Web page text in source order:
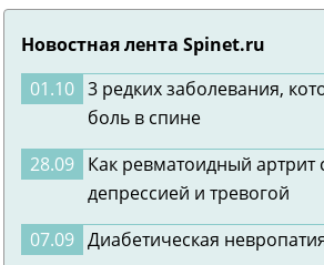
Новостная лента Spinet.ru
01.10 3 редких заболевания,
боль в спине
28.09 Как ревматоидный артрит
депрессией и тревогой
07.09 Диабетическая